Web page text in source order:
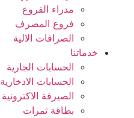
مدراء الفروع
فروع المصرف
الصرافات الالية
خدماتنا
الحسابات الجارية
الحسابات الادخارية
الصيرفة الاكترونية
بطاقة ثمرات